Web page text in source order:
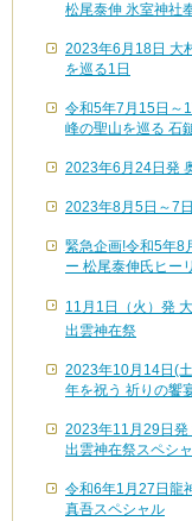
松尾泰伸 氷室神社
2023年6月18日 大
を巡る1日
令和5年7月15日～
峰の聖山を巡る 石
2023年6月24日発
2023年8月5日～7
緊急企画!令和5年8
ー 松尾泰伸氏ヒー
11月1日（火）発
出雲神在祭
2023年10月14日(
年を祝う 祈りの饗
2023年11月29日発
出雲神在祭スペシ
令和6年1月27日龍
真吾スペシャル